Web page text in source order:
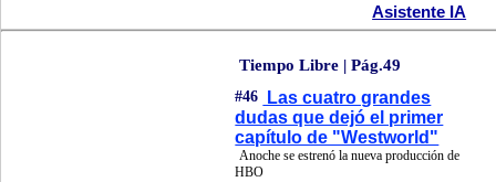
Asistente IA
Tiempo Libre | Pág.49
#46
Las cuatro grandes
dudas que dejó el primer
capítulo de "Westworld"
Anoche se estrenó la nueva producción de
HBO